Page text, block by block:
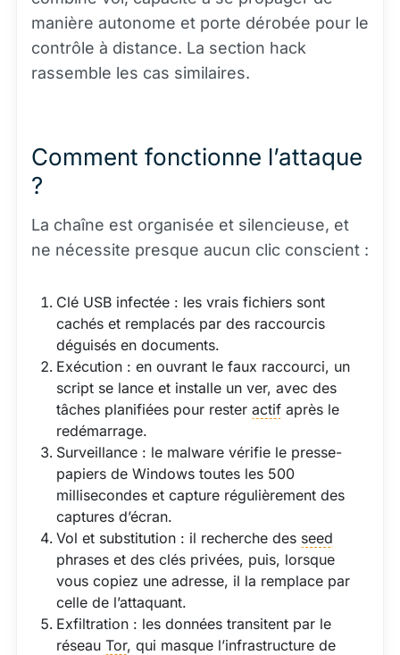
manière autonome et porte dérobée pour le
contrôle à distance. La section hack
rassemble les cas similaires.
Comment fonctionne l’attaque
?
La chaîne est organisée et silencieuse, et
ne nécessite presque aucun clic conscient :
Clé USB infectée : les vrais fichiers sont
cachés et remplacés par des raccourcis
déguisés en documents.
Exécution : en ouvrant le faux raccourci, un
script se lance et installe un ver, avec des
tâches planifiées pour rester actif après le
redémarrage.
Surveillance : le malware vérifie le presse-
papiers de Windows toutes les 500
millisecondes et capture régulièrement des
captures d’écran.
Vol et substitution : il recherche des seed
phrases et des clés privées, puis, lorsque
vous copiez une adresse, il la remplace par
celle de l’attaquant.
Exfiltration : les données transitent par le
réseau Tor, qui masque l’infrastructure de